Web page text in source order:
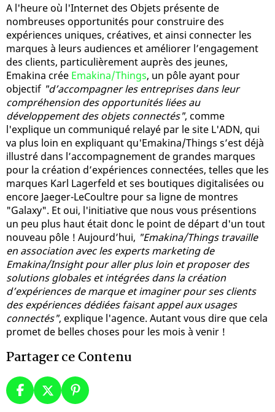
A l'heure où l'Internet des Objets présente de
nombreuses opportunités pour construire des
expériences uniques, créatives, et ainsi connecter les
marques à leurs audiences et améliorer l’engagement
des clients, particulièrement auprès des jeunes,
Emakina crée Emakina/Things, un pôle ayant pour
objectif "d’accompagner les entreprises dans leur
compréhension des opportunités liées au
développement des objets connectés", comme
l'explique un communiqué relayé par le site L'ADN, qui
va plus loin en expliquant qu'Emakina/Things s’est déjà
illustré dans l’accompagnement de grandes marques
pour la création d’expériences connectées, telles que les
marques Karl Lagerfeld et ses boutiques digitalisées ou
encore Jaeger-LeCoultre pour sa ligne de montres
"Galaxy". Et oui, l'initiative que nous vous présentions
un peu plus haut était donc le point de départ d'un tout
nouveau pôle ! Aujourd’hui, "Emakina/Things travaille
en association avec les experts marketing de
Emakina/Insight pour aller plus loin et proposer des
solutions globales et intégrées dans la création
d’expériences de marque et imaginer pour ses clients
des expériences dédiées faisant appel aux usages
connectés", explique l'agence. Autant vous dire que cela
promet de belles choses pour les mois à venir !
Partager ce Contenu